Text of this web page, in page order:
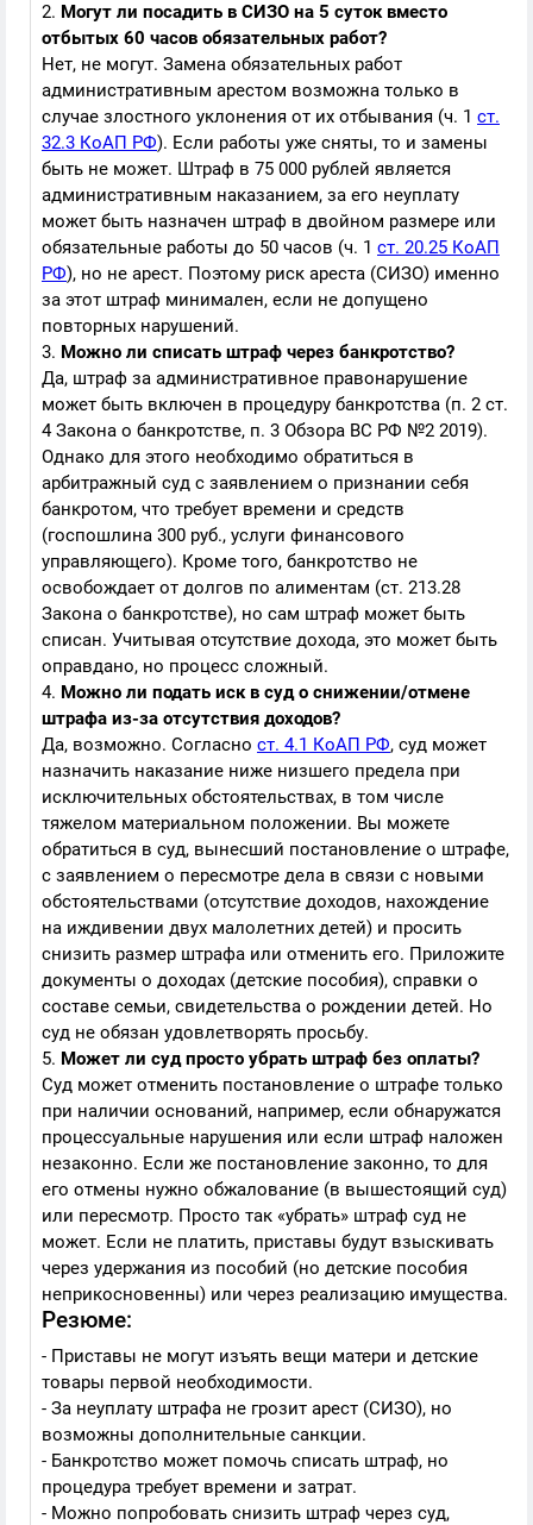
2. Могут ли посадить в СИЗО на 5 суток вместо
отбытых 60 часов обязательных работ?
Нет, не могут. Замена обязательных работ
административным арестом возможна только в
случае злостного уклонения от их отбывания (ч. 1 ст.
32.3 КоАП РФ). Если работы уже сняты, то и замены
быть не может. Штраф в 75 000 рублей является
административным наказанием, за его неуплату
может быть назначен штраф в двойном размере или
обязательные работы до 50 часов (ч. 1 ст. 20.25 КоАП
РФ), но не арест. Поэтому риск ареста (СИЗО) именно
за этот штраф минимален, если не допущено
повторных нарушений.
3. Можно ли списать штраф через банкротство?
Да, штраф за административное правонарушение
может быть включен в процедуру банкротства (п. 2 ст.
4 Закона о банкротстве, п. 3 Обзора ВС РФ №2 2019).
Однако для этого необходимо обратиться в
арбитражный суд с заявлением о признании себя
банкротом, что требует времени и средств
(госпошлина 300 руб., услуги финансового
управляющего). Кроме того, банкротство не
освобождает от долгов по алиментам (ст. 213.28
Закона о банкротстве), но сам штраф может быть
списан. Учитывая отсутствие дохода, это может быть
оправдано, но процесс сложный.
4. Можно ли подать иск в суд о снижении/отмене
штрафа из-за отсутствия доходов?
Да, возможно. Согласно ст. 4.1 КоАП РФ, суд может
назначить наказание ниже низшего предела при
исключительных обстоятельствах, в том числе
тяжелом материальном положении. Вы можете
обратиться в суд, вынесший постановление о штрафе,
с заявлением о пересмотре дела в связи с новыми
обстоятельствами (отсутствие доходов, нахождение
на иждивении двух малолетних детей) и просить
снизить размер штрафа или отменить его. Приложите
документы о доходах (детские пособия), справки о
составе семьи, свидетельства о рождении детей. Но
суд не обязан удовлетворять просьбу.
5. Может ли суд просто убрать штраф без оплаты?
Суд может отменить постановление о штрафе только
при наличии оснований, например, если обнаружатся
процессуальные нарушения или если штраф наложен
незаконно. Если же постановление законно, то для
его отмены нужно обжалование (в вышестоящий суд)
или пересмотр. Просто так «убрать» штраф суд не
может. Если не платить, приставы будут взыскивать
через удержания из пособий (но детские пособия
неприкосновенны) или через реализацию имущества.
Резюме:
- Приставы не могут изъять вещи матери и детские
товары первой необходимости.
- За неуплату штрафа не грозит арест (СИЗО), но
возможны дополнительные санкции.
- Банкротство может помочь списать штраф, но
процедура требует времени и затрат.
- Можно попробовать снизить штраф через суд,